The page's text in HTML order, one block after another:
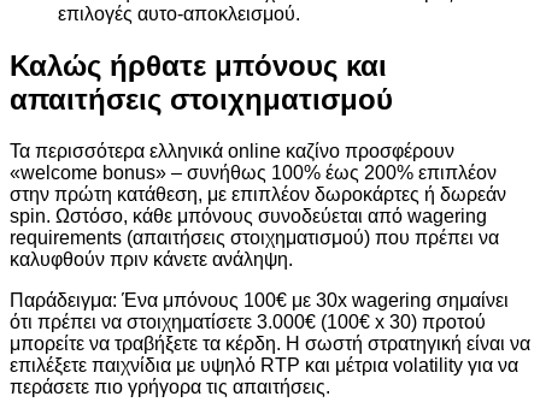
επιλογές αυτο-αποκλεισμού.
Καλώς ήρθατε μπόνους και
απαιτήσεις στοιχηματισμού
Τα περισσότερα ελληνικά online καζίνο προσφέρουν
«welcome bonus» – συνήθως 100% έως 200% επιπλέον
στην πρώτη κατάθεση, με επιπλέον δωροκάρτες ή δωρεάν
spin. Ωστόσο, κάθε μπόνους συνοδεύεται από wagering
requirements (απαιτήσεις στοιχηματισμού) που πρέπει να
καλυφθούν πριν κάνετε ανάληψη.
Παράδειγμα: Ένα μπόνους 100€ με 30x wagering σημαίνει
ότι πρέπει να στοιχηματίσετε 3.000€ (100€ x 30) προτού
μπορείτε να τραβήξετε τα κέρδη. Η σωστή στρατηγική είναι να
επιλέξετε παιχνίδια με υψηλό RTP και μέτρια volatility για να
περάσετε πιο γρήγορα τις απαιτήσεις.